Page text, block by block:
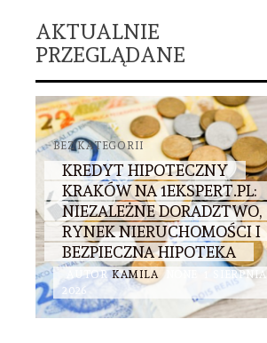
AKTUALNIE
PRZEGLĄDANE
BEZ KATEGORII
KREDYT HIPOTECZNY
KRAKÓW NA 1EKSPERT.PL:
NIEZALEŻNE DORADZTWO,
RYNEK NIERUCHOMOŚCI I
BEZPIECZNA HIPOTEKA
AUTOR KAMILA
1 SIERPNIA,
2026